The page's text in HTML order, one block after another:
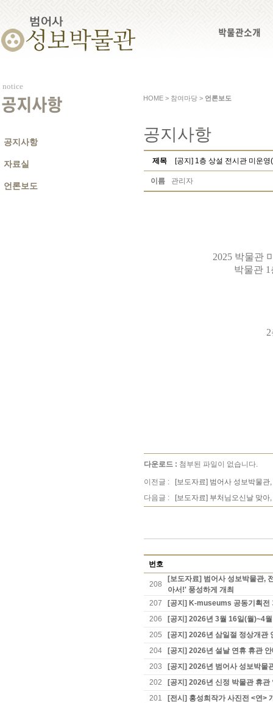
박물관소개
notice
공지사항
공지사항
자료실
언론보도
HOME > 참여마당 > 언론보도
공지사항
제목 [공지] 1층 상설 전시관 미운
이름 관리자
2025 박물관
박물관
다운로드 : 첨부된 파일이 없습니다.
이전글 :
[보도자료] 범어사 성보박물
다음글 :
[보도자료] 부처님오신날 맞
번호
208
[보도자료] 범어사 성보박물관,
아서!' 풍성하게 개최
207
[공지] K-museums 공동기획전
206
[공지] 2026년 3월 16일(월)~4
205
[공지] 2026년 삼일절 정상개관
204
[공지] 2026년 설날 연휴 휴관
203
[공지] 2026년 범어사 성보박물
202
[공지] 2026년 신정 박물관 휴관
201
[전시] 홍성희작가 사진전 <연>